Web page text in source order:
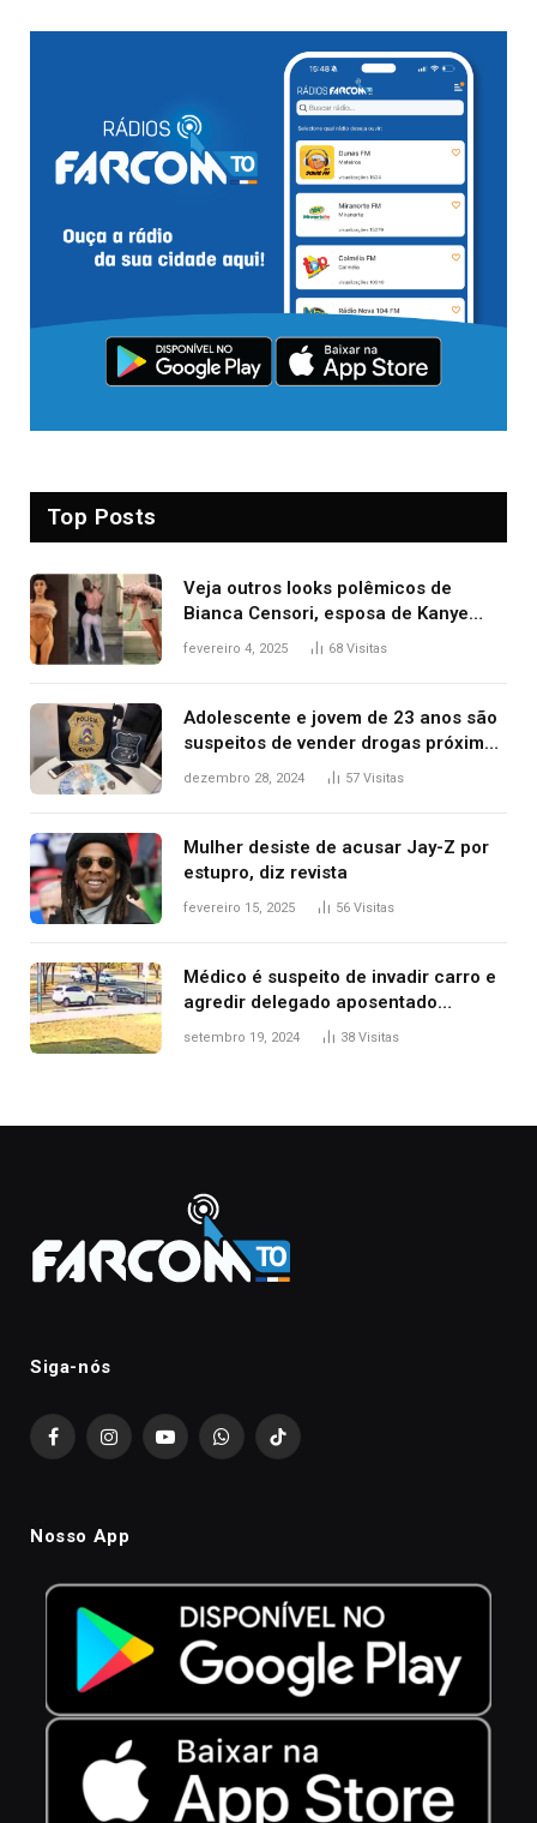
Top Posts
Veja outros looks polêmicos de
Bianca Censori, esposa de Kanye
West que apareceu nua no Grammy
fevereiro 4, 2025 68 Visitas
Adolescente e jovem de 23 anos são
suspeitos de vender drogas próximo
de delegacia e escola, diz polícia
dezembro 28, 2024 57 Visitas
Mulher desiste de acusar Jay-Z por
estupro, diz revista
fevereiro 15, 2025 56 Visitas
Médico é suspeito de invadir carro e
agredir delegado aposentado
durante confusão no trânsito
setembro 19, 2024 38 Visitas
Siga-nós
FacebookInstagramYouTubeWhatsAppTikTok
Nosso App